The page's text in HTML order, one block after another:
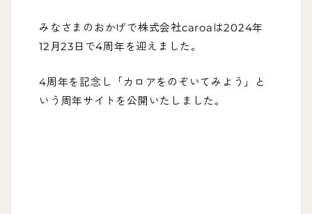
みなさまのおかげで株式会社caroaは2024年
12月23日で4周年を迎えました。
4周年を記念し「カロアをのぞいてみよう」と
いう周年サイトを公開いたしました。